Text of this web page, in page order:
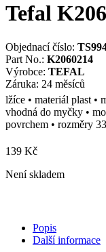
Tefal
Objednací číslo:
Part No.: K2060214
Výrobce: TEFAL
Záruka: 24 měsíců
lžíce • materiál plast •
vhodná do myčky •
povrchem • rozměry
139 Kč
Není skladem
Popis
Další informace